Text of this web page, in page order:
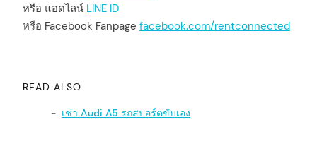
หรือ แอดไลน์ LINE ID
หรือ Facebook Fanpage facebook.com/rentconnected
READ ALSO
เช่า Audi A5 รถสปอร์ตขับเอง